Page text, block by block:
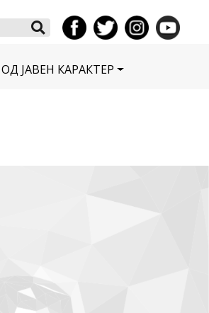
Search
ЈАВЕН КАРАКТЕР